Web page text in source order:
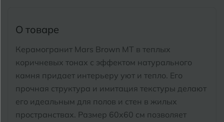
О товаре
Керамогранит Mars Brown MT в теплых
коричневых тонах с эффектом натурального
камня придает интерьеру уют и тепло. Его
прочная структура и имитация текстуры делают
его идеальным для полов и стен в жилых
пространствах. Размер 60x60 см позволяет
Иваново
Ижевск
Казань
Кемерово
Тула